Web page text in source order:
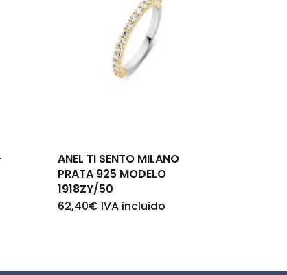
ANEL TI SENTO MILANO
PRATA 925 MODELO
1918ZY/50
62,40€ IVA incluido